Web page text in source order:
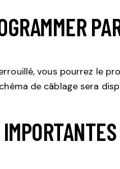
vous pourrez le
de câblage sera